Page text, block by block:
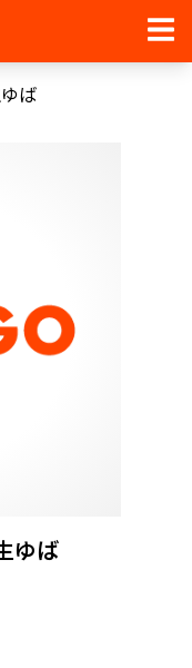
ば
ゆば